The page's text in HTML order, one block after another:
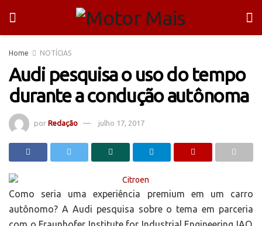
Home NOTÍCIAS
Audi pesquisa o uso do tempo
durante a condução autônoma
por Redação julho 17, 2017
Como seria uma experiência premium em um carro
autônomo? A Audi pesquisa sobre o tema em parceria